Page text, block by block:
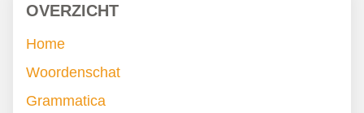
OVERZICHT
Home
Woordenschat
Grammatica